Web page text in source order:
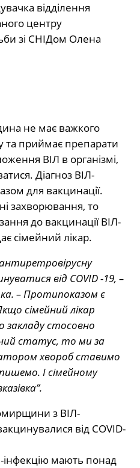
відділення
центру
зі СНІДом Олена
не має важкого
та приймає препарати
ВІЛ в організмі,
Діагноз ВІЛ-
для вакцинації.
захворювання, то
до вакцинації ВІЛ-
сімейний лікар.
від COVID -19, –
– Протипоказом є
сімейний лікар
стосовно
статус, то ми за
хвороб ставимо
І сімейному
інфекцію мають понад